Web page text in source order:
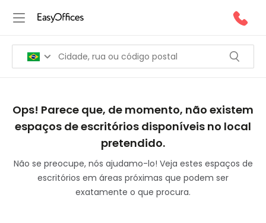
Ops! Parece que, de momento, não existem
espaços de escritórios disponíveis no local
pretendido.
Não se preocupe, nós ajudamo-lo! Veja estes espaços de
escritórios em áreas próximas que podem ser
exatamente o que procura.